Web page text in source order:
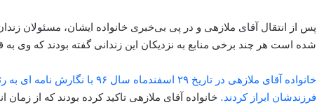
پس از انتقال آقای ملازهی و در پی بی‌خبری خانواده ایشان، مسئولان
شده است هر چند برخی منابع به نزدیکان این زندانی گفته بودند که وی
خانواده آقای ملازهی در تاریخ ۲۹
فرزندشان ابراز کردند. خانواده آقای ملازهی تاکید کرده بودند که از